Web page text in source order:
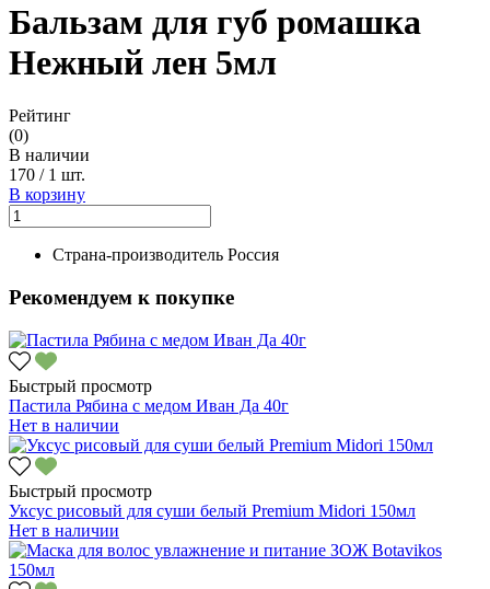
Бальзам для губ ромашка
Нежный лен 5мл
Рейтинг
(0)
В наличии
170 / 1 шт.
В корзину
Страна-производитель Россия
Рекомендуем к покупке
Быстрый просмотр
Пастила Рябина с медом Иван Да 40г
Нет в наличии
Быстрый просмотр
Уксус рисовый для суши белый Premium Midori 150мл
Нет в наличии